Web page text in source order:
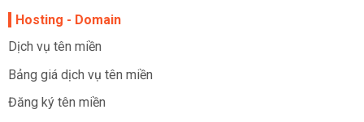
Hosting - Domain
Dịch vụ tên miền
Bảng giá dịch vụ tên miền
Đăng ký tên miền